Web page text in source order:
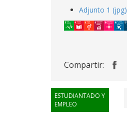
Adjunto 1 (jpg)
Compartir:
ESTUDIANTADO Y
EMPLEO